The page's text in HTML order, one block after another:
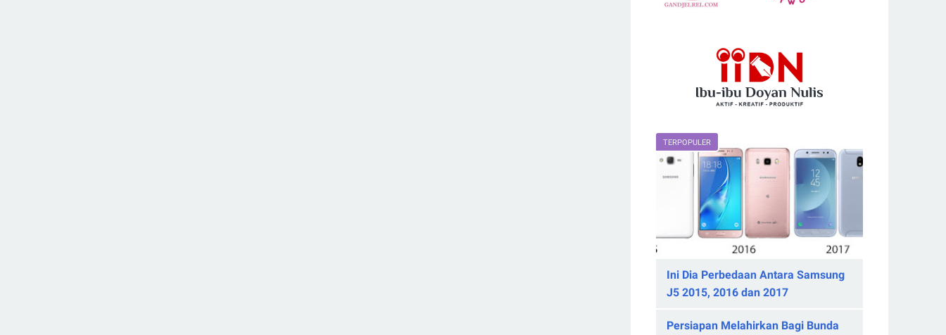
TERPOPULER
Ini Dia Perbedaan Antara Samsung
J5 2015, 2016 dan 2017
Persiapan Melahirkan Bagi Bunda